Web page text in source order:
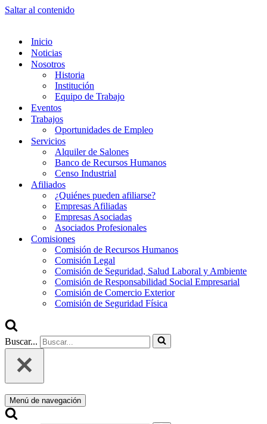
Saltar al contenido
Inicio
Noticias
Nosotros
Historia
Institución
Equipo de Trabajo
Eventos
Trabajos
Oportunidades de Empleo
Servicios
Alquiler de Salones
Banco de Recursos Humanos
Censo Industrial
Afiliados
¿Quiénes pueden afiliarse?
Empresas Afiliadas
Empresas Asociadas
Asociados Profesionales
Comisiones
Comisión de Recursos Humanos
Comisión Legal
Comisión de Seguridad, Salud Laboral y Ambiente
Comisión de Responsabilidad Social Empresarial
Comisión de Comercio Exterior
Comisión de Seguridad Física
Buscar...
Menú de navegación